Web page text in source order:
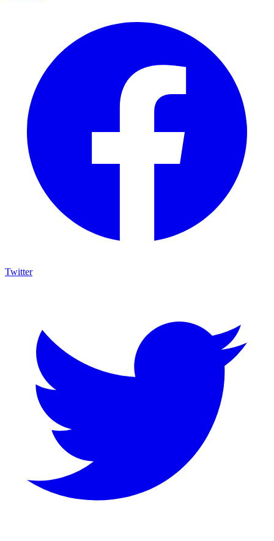
Twitter